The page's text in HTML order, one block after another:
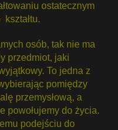
ostatecznym
osób, tak nie ma
przedmiot, jaki
To jedna z
pomiędzy
przemysłową, a
powołujemy do życia.
podejściu do